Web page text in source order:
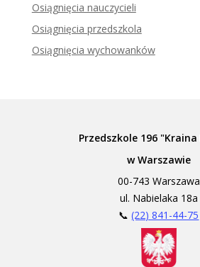
Osiągnięcia nauczycieli
Osiągnięcia przedszkola
Osiągnięcia wychowanków
Przedszkole 196
w Warszawie
00-743 Warszawa
ul. Nabielaka 18a
📞(22) 841-44-75